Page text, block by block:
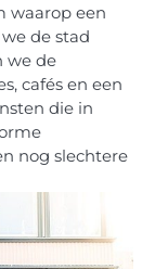
waarop een
de stad
we de
cafés en een
die in
nog slechtere